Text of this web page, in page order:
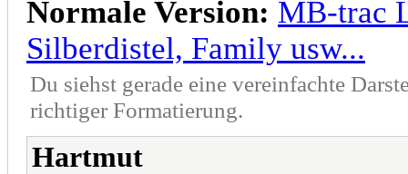
Normale Version: MB-trac
Silberdistel, Family usw...
Du siehst gerade eine vereinfachte
richtiger Formatierung.
Hartmut